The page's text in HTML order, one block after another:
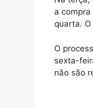
a
quarta.
O
sexta-
não são